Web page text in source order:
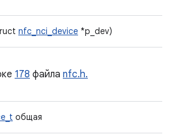
nfc_nci_device *p_dev)
178 файла nfc.h.
общая